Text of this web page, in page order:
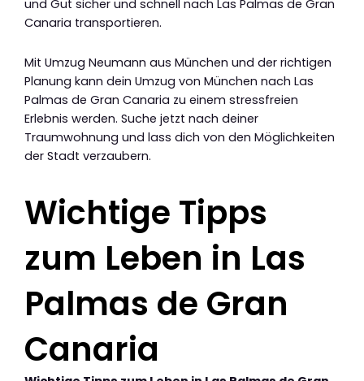
und Gut sicher und schnell nach Las Palmas de Gran
Canaria transportieren.
Mit Umzug Neumann aus München und der richtigen
Planung kann dein Umzug von München nach Las
Palmas de Gran Canaria zu einem stressfreien
Erlebnis werden. Suche jetzt nach deiner
Traumwohnung und lass dich von den Möglichkeiten
der Stadt verzaubern.
Wichtige Tipps
zum Leben in Las
Palmas de Gran
Canaria